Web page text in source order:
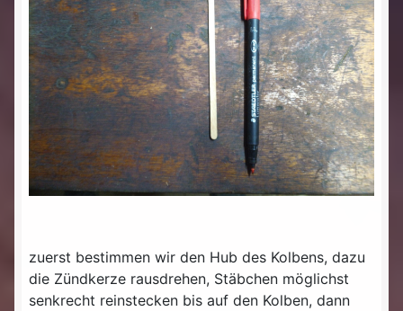
zuerst bestimmen wir den Hub des Kolbens, dazu
die Zündkerze rausdrehen, Stäbchen möglichst
senkrecht reinstecken bis auf den Kolben, dann